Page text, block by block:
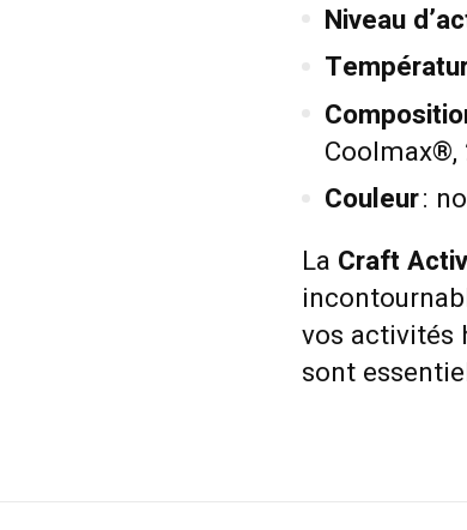
Niveau
Coolmax®,
Couleur:
La Craft
vos activités
sont